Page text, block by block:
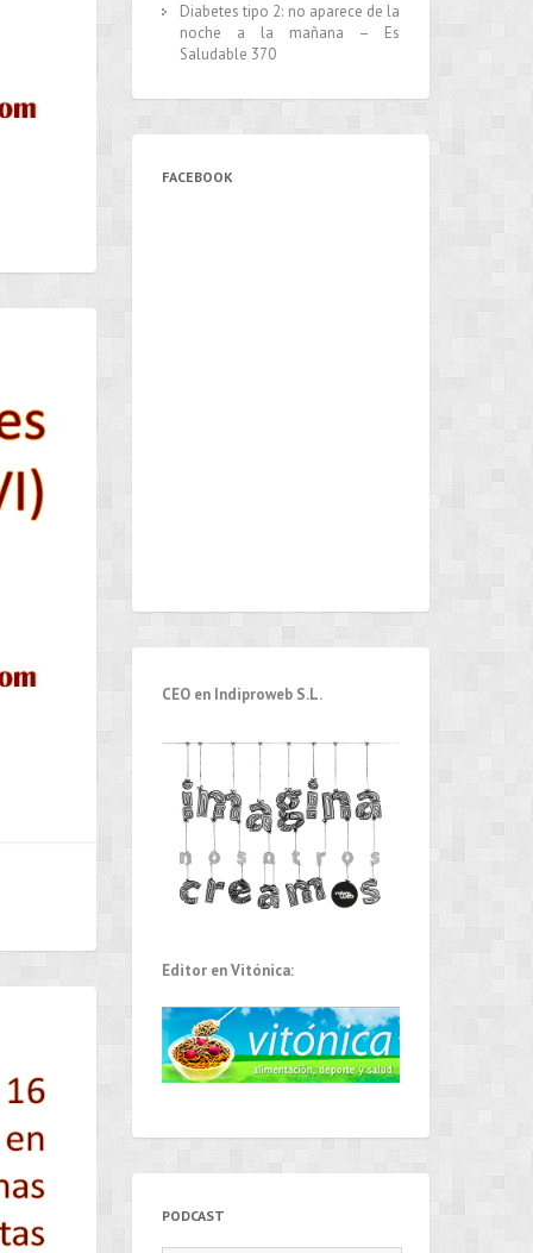
Diabetes tipo 2: no aparece de la
noche a la mañana – Es
Saludable 370
FACEBOOK
CEO en Indiproweb S.L.
Editor en Vitónica:
PODCAST